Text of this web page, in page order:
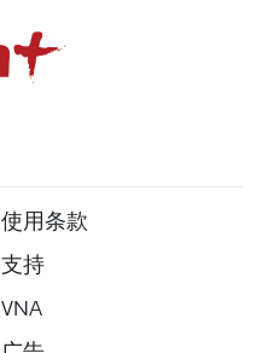
使用条款
支持
VNA